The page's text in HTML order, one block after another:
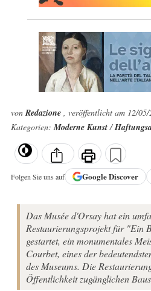
vonRedazione , veröffentlicht am 12/05/
Kategorien:Moderne Kunst/
Folgen Sie uns auf GoogleDiscover
Das Musée d'Orsay hat ein
Restaurierungsprojekt für "Ein
gestartet, ein monumentales
Courbet, eines der
des Museums. Die
Öffentlichkeit zugänglichen